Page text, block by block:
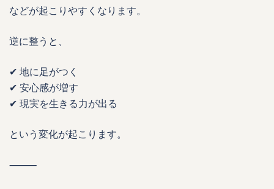
などが起こりやすくなります。
逆に整うと、
✔ 地に足がつく
✔ 安心感が増す
✔ 現実を生きる力が出る
という変化が起こります。
⸻